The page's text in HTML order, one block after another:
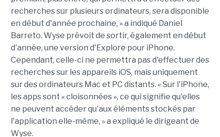
recherches sur plusieurs ordinateurs, sera disponible
en début d'année prochaine, » a indiqué Daniel
Barreto. Wyse prévoit de sortir, également en début
d'année, une version d'Explore pour iPhone.
Cependant, celle-ci ne permettra pas d'effectuer des
recherches sur les appareils iOS, mais uniquement
sur des ordinateurs Mac et PC distants. « Sur l'iPhone,
les apps sont « cloisonnées », ce qui signifie qu'elles
ne peuvent accéder qu'aux éléments stockés par
l'application elle-même, » a expliqué le dirigeant de
Wyse.